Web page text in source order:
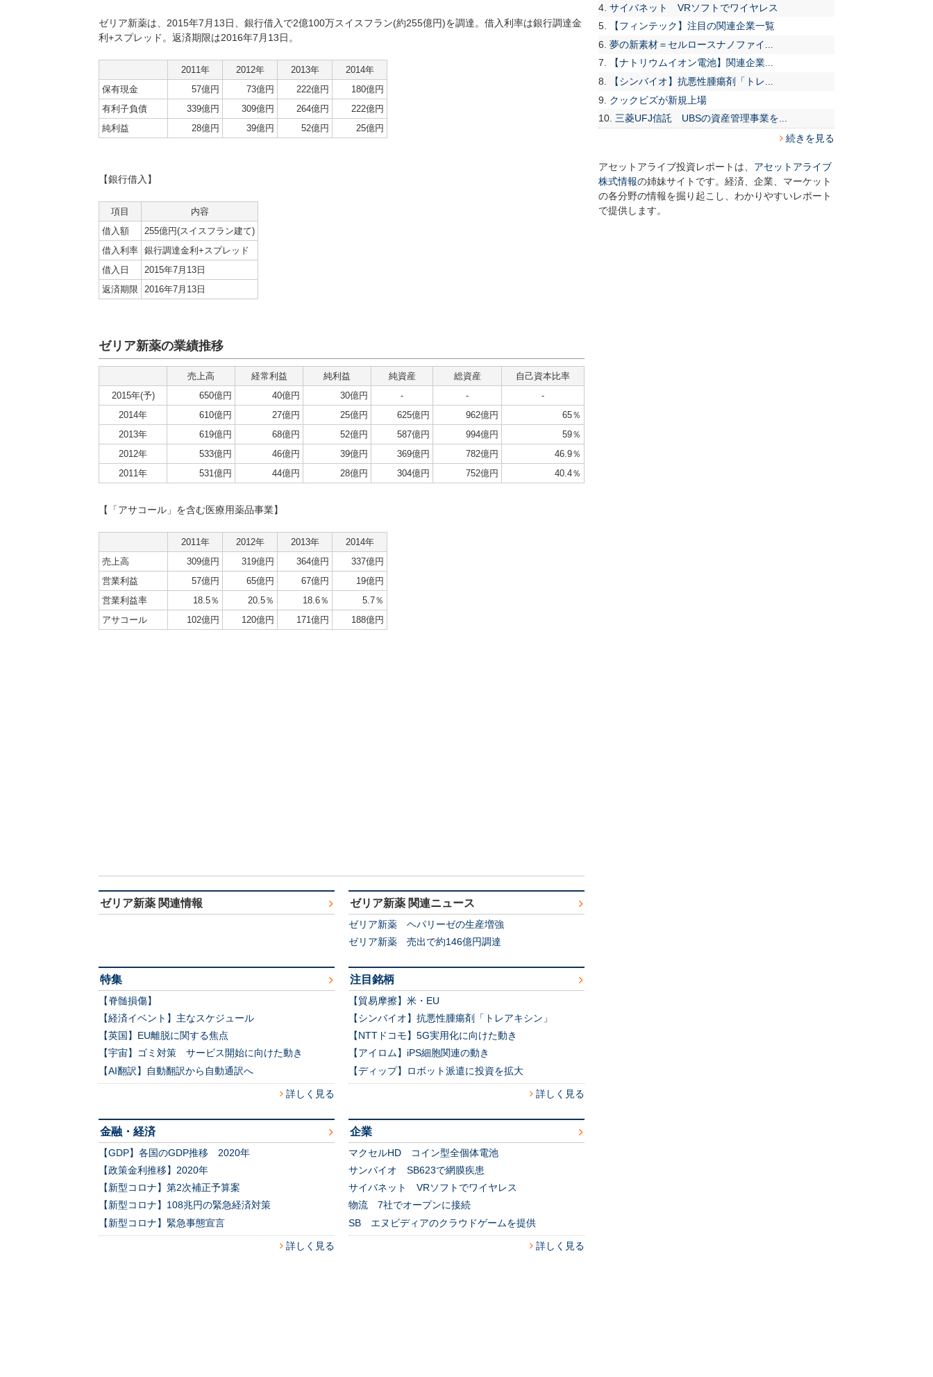
ゼリア新薬は、2015年7月13日、銀行借入で2億100万スイスフラン(約255億円)を調達。借入利率は銀行調達金
利+スプレッド。返済期限は2016年7月13日。
2011年 2012年 2013年
2014年
保有現金
57億円 73億円 222億円
180億円
有利子負債
339億円 309億円 264億円
222億円
純利益
28億円 39億円 52億円 25億円
【銀行借入】
項目
内容
借入額
255億円(スイスフラン建て)
借入利率 銀行調達金利+スプレッド
借入日
2015年7月13日
返済期限
2016年7月13日
ゼリア新薬の業績推移
売上高 経常利益 純利益 純資産 総資産
自己資本比率
2015年(予)
650億円 40億円 30億円 - -
-
2014年
610億円 27億円 25億円 625億円 962億円
65％
2013年
619億円 68億円 52億円 587億円 994億円
59％
2012年
533億円 46億円 39億円 369億円 782億円
46.9％
2011年
531億円 44億円 28億円 304億円 752億円 40.4％
【「アサコール」を含む医療用薬品事業】
2011年 2012年 2013年
2014年
売上高
309億円 319億円 364億円
337億円
営業利益
57億円 65億円 67億円
19億円
営業利益率
18.5％ 20.5％ 18.6％
5.7％
アサコール
102億円 120億円 171億円 188億円
ゼリア新薬 関連情報 ゼリア新薬 関連ニュース
ゼリア新薬 ヘパリーゼの生産増強
ゼリア新薬 売出で約146億円調達
特集
【脊髄損傷】
【経済イベント】主なスケジュール
【英国】EU離脱に関する焦点
【宇宙】ゴミ対策 サービス開始に向けた動き
【AI翻訳】自動翻訳から自動通訳へ
詳しく見る
注目銘柄
【貿易摩擦】米・EU
【シンバイオ】抗悪性腫瘍剤「トレアキシン」
【NTTドコモ】5G実用化に向けた動き
【アイロム】iPS細胞関連の動き
【ディップ】ロボット派遣に投資を拡大
詳しく見る
金融・経済
【GDP】各国のGDP推移 2020年
【政策金利推移】2020年
【新型コロナ】第2次補正予算案
【新型コロナ】108兆円の緊急経済対策
【新型コロナ】緊急事態宣言
詳しく見る
企業
マクセルHD コイン型全個体電池
サンバイオ SB623で網膜疾患
サイバネット VRソフトでワイヤレス
物流 7社でオープンに接続
SB エヌビディアのクラウドゲームを提供
詳しく見る
サイバネット VRソフトでワイヤレス
【フィンテック】注目の関連企業一覧
夢の新素材＝セルロースナノファイ...
【ナトリウムイオン電池】関連企業...
【シンバイオ】抗悪性腫瘍剤「トレ...
クックビズが新規上場
三菱UFJ信託 UBSの資産管理事業を...
続きを見る
アセットアライブ投資レポートは、 アセットアライブ
株式情報の姉妹サイトです。経済、企業、マーケット
の各分野の情報を掘り起こし、わかりやすいレポート
で提供します。